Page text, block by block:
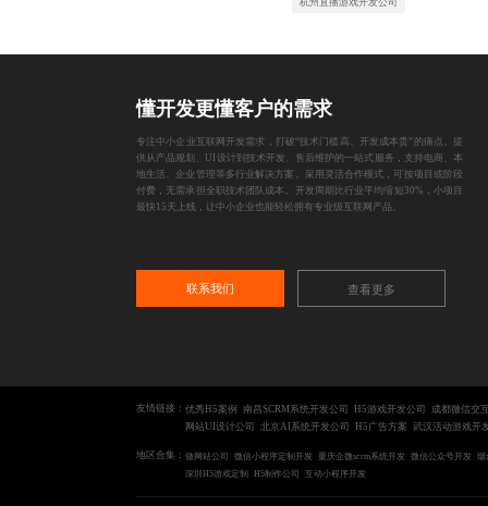
懂开发更懂客户的需求
专注中小企业互联网开发需求，打破“技术门槛高、开发成本贵”的痛点。提
供从产品规划、UI设计到技术开发、售后维护的一站式服务，支持电商、本
地生活、企业管理等多行业解决方案。采用灵活合作模式，可按项目或阶段
付费，无需承担全职技术团队成本。开发周期比行业平均缩短30%，小项目
最快15天上线，让中小企业也能轻松拥有专业级互联网产品。
联系我们 查看更多
友情链接： 优秀H5案例 南昌SCRM系统开发公司 H5游戏开发公司
成都微信交
网站UI设计公司
北京AI系统开发公司 H5广告方案 武汉活动游戏开
地区合集： 做网站公司 微信小程序定制开发 重庆企微scrm系统开发 微信公众号开发
烟
深圳H5游戏定制
H5制作公司 互动小程序开发